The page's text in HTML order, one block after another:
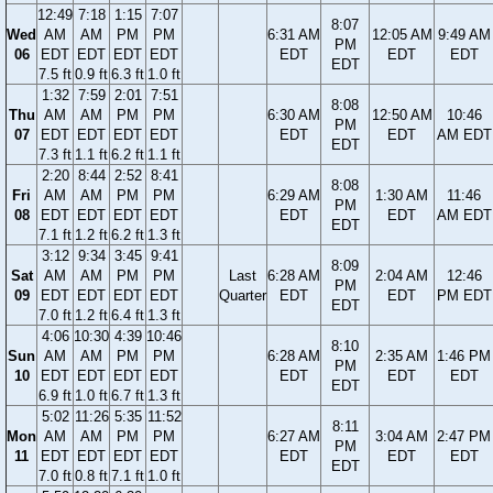
Wed
06
12:49
AM
EDT
7.5 ft
7:18
AM
EDT
0.9 ft
1:15
PM
EDT
6.3 ft
7:07
PM
EDT
1.0 ft
6:31 AM
EDT
8:07
PM
EDT
12:05 AM
EDT
9:49 AM
EDT
Thu
07
1:32
AM
EDT
7.3 ft
7:59
AM
EDT
1.1 ft
2:01
PM
EDT
6.2 ft
7:51
PM
EDT
1.1 ft
6:30 AM
EDT
8:08
PM
EDT
12:50 AM
EDT
10:46
AM EDT
Fri
08
2:20
AM
EDT
7.1 ft
8:44
AM
EDT
1.2 ft
2:52
PM
EDT
6.2 ft
8:41
PM
EDT
1.3 ft
6:29 AM
EDT
8:08
PM
EDT
1:30 AM
EDT
11:46
AM EDT
Sat
09
3:12
AM
EDT
7.0 ft
9:34
AM
EDT
1.2 ft
3:45
PM
EDT
6.4 ft
9:41
PM
EDT
1.3 ft
Last
Quarter
6:28 AM
EDT
8:09
PM
EDT
2:04 AM
EDT
12:46
PM EDT
Sun
10
4:06
AM
EDT
6.9 ft
10:30
AM
EDT
1.0 ft
4:39
PM
EDT
6.7 ft
10:46
PM
EDT
1.3 ft
6:28 AM
EDT
8:10
PM
EDT
2:35 AM
EDT
1:46 PM
EDT
Mon
11
5:02
AM
EDT
7.0 ft
11:26
AM
EDT
0.8 ft
5:35
PM
EDT
7.1 ft
11:52
PM
EDT
1.0 ft
6:27 AM
EDT
8:11
PM
EDT
3:04 AM
EDT
2:47 PM
EDT